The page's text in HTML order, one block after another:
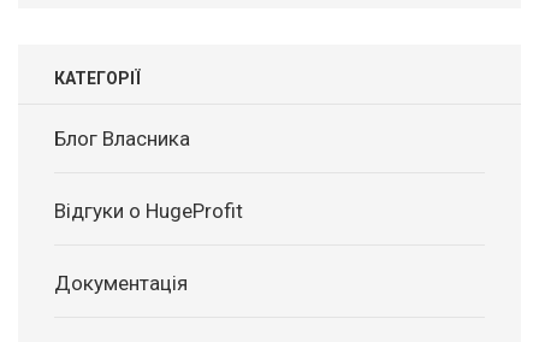
КАТЕГОРІЇ
Блог Власника
Відгуки о HugeProfit
Документація